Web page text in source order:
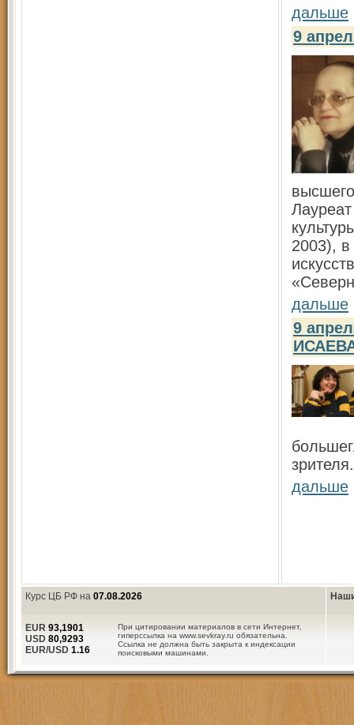
дальше
9
2003), в
дальше
9
дальше
Курс ЦБ РФ на 07.08.2026
При цитировании материалов в сети Интернет,
гиперссылка на www.sevkray.ru обязательна.
Ссылка не должна быть закрыта к индексации
поисковыми машинами.
EUR 93,1901
USD 80,9293
EUR/USD 1.16